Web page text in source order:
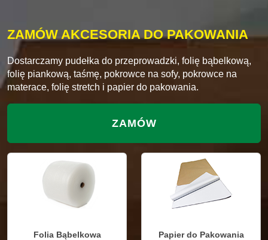
ZAMÓW AKCESORIA DO PAKOWANIA
Dostarczamy pudełka do przeprowadzki, folię bąbelkową,
folię piankową, taśmę, pokrowce na sofy, pokrowce na
materace, folię stretch i papier do pakowania.
ZAMÓW
Folia Bąbelkowa Papier do Pakowania